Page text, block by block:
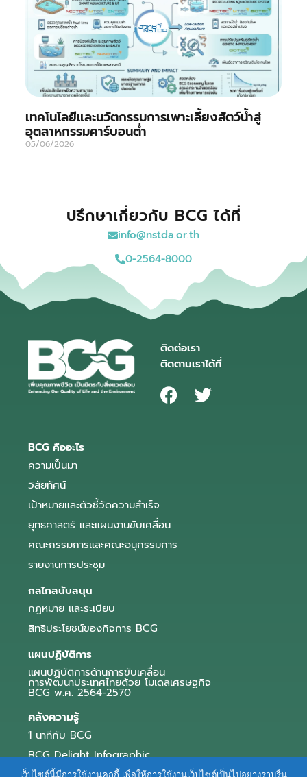
เทคโนโลยีและนวัตกรรมการเพาะเลี้ยงสัตว์น้ำสู่
อุตสาหกรรมคาร์บอนต่ำ
05/06/2026
ปรึกษาเกี่ยวกับ BCG ได้ที่
info@nstda.or.th
0-2564-8000
ติดต่อเรา
ติดตามเราได้ที่
BCG คืออะไร
ความเป็นมา
วิสัยทัศน์
เป้าหมายและตัวชี้วัดความสำเร็จ
ยุทธศาสตร์ และแผนงานขับเคลื่อน
คณะกรรมการและคณะอนุกรรมการ
รายงานการประชุม
กลไกสนับสนุน
กฎหมาย และระเบียบ
สิทธิประโยชน์ของกิจการ BCG
แผนปฏิบัติการ
แผนปฏิบัติการด้านการขับเคลื่อน
การพัฒนาประเทศไทยด้วย โมเดลเศรษฐกิจ
BCG พ.ศ. 2564-2570
คลังความรู้
1 นาทีกับ BCG
BCG Delight Infographic
เว็บไซต์นี้มีการใช้งานคุกกี้ เพื่อให้การใช้งานเว็บไซต์เป็นไปอย่างราบรื่น